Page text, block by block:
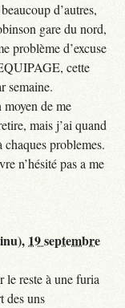
d’autres,
gare du nord,
problème d’excuse
cette
semaine.
moyen de me
mais j’ai quand
problemes.
n’hésité pas a me
19 septembre
le reste à une furia
des uns